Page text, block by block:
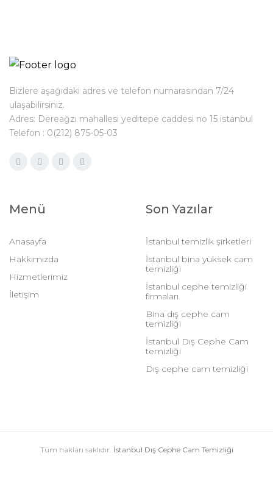
Bizlere aşağıdaki adres ve telefon numarasından 7/24
ulaşabilirsiniz.
Adres: Dereağzı mahallesi yeditepe caddesi no 15 istanbul
Telefon : 0(212) 875-05-03
Menü
Anasayfa
Hakkımızda
Hizmetlerimiz
İletişim
Son Yazılar
İstanbul temizlik şirketleri
İstanbul bina yüksek cam
temizliği
İstanbul cephe temizliği
firmaları
Bina dış cephe cam
temizliği
İstanbul Dış Cephe Cam
temizliği
Dış cephe cam temizliği
Tüm hakları saklıdır. İstanbul Dış Cephe Cam Temizliği